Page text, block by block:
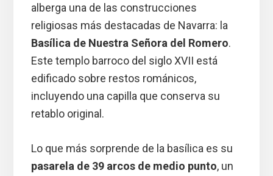
alberga una de las construcciones
religiosas más destacadas de Navarra: la
Basílica de Nuestra Señora del Romero.
Este templo barroco del siglo XVII está
edificado sobre restos románicos,
incluyendo una capilla que conserva su
retablo original.
Lo que más sorprende de la basílica es su
pasarela de 39 arcos de medio punto, un